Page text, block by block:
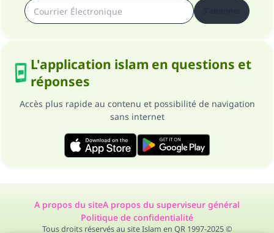
L'application islam en questions et
réponses
Accès plus rapide au contenu et possibilité de navigation
sans internet
A propos du siteA propos du superviseur général
Politique de confidentialité
Tous droits réservés au site Islam en QR 1997-2025 ©